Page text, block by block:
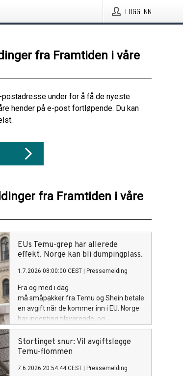
LOGG INN
fra Framtiden i våre
under for å få de nyeste
hender på e-post fortløpende. Du kan
fra Framtiden i våre
EUs Temu-grep har allerede
effekt. Norge kan bli dumpingplass.
1.7.2026 08:00:00 CEST Pressemelding
Fra og med i dag
må småpakker fra Temu og Shein betale
en avgift når de kommer inn i EU. Norge
har ingenting tilsvarende, og
plattformene har allerede skjønt
forskjellen: de har trappet ned reklamen
sin i EU, men ikke i Norge. Framtiden i
plass en norsk Temu-avgift, på minst
Stortinget snur: Vil avgiftslegge
Temu-flommen
7.6.2026 20:54:44 CEST Pressemelding